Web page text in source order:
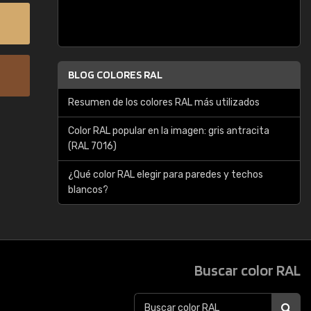
BLOG COLORES RAL
Resumen de los colores RAL más utilizados
Color RAL popular en la imagen: gris antracita
(RAL 7016)
¿Qué color RAL elegir para paredes y techos
blancos?
Buscar color RAL